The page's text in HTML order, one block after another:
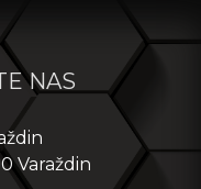
NAS
Varaždin